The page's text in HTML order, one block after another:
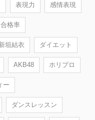
表現力 感情表現
合格率
垣結衣 ダイエット
AKB48 ホリプロ
ー
ダンスレッスン